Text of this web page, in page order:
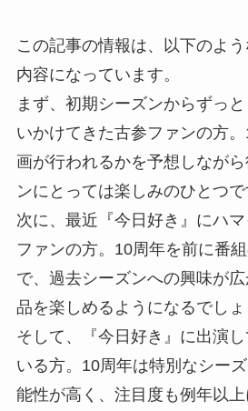
この記事の情報は、以下のよ
内容になっています。
まず、初期シーズンからずっ
いかけてきた古参ファンの方
画が行われるかを予想しなが
ンにとっては楽しみのひとつで
次に、最近『今日好き』にハ
ファンの方。10周年を前に番
で、過去シーズンへの興味が
品を楽しめるようになるでしょ
そして、『今日好き』に出演
いる方。10周年は特別なシー
能性が高く、注目度も例年以